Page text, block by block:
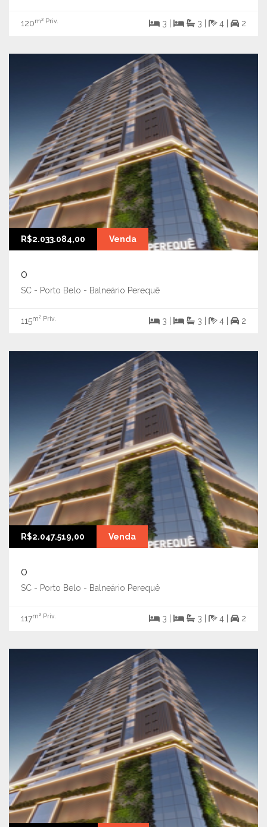
120m² Priv. 3 | 3 | 4 | 2
R$2.033.084,00 Venda
0
SC - Porto Belo - Balneário Perequê
115m² Priv. 3 | 3 | 4 | 2
R$2.047.519,00 Venda
0
SC - Porto Belo - Balneário Perequê
117m² Priv. 3 | 3 | 4 | 2